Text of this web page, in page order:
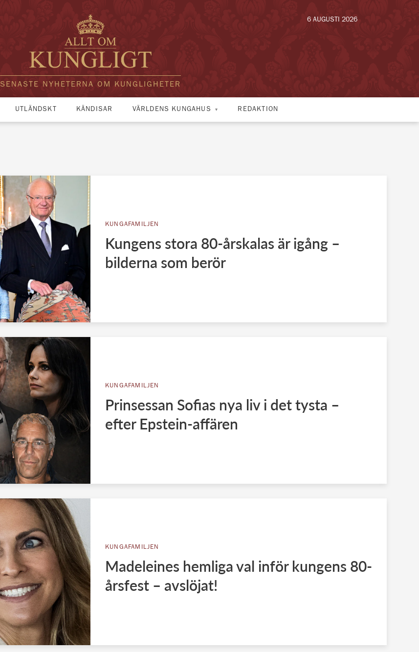
SENASTE NYHETERNA OM KUNGLIGHETER
6 AUGUSTI 2026
UTLÄNDSKT KÄNDISAR VÄRLDENS KUNGAHUS REDAKTION
KUNGAFAMILJEN
Kungens stora 80-årskalas är igång –
bilderna som berör
KUNGAFAMILJEN
Prinsessan Sofias nya liv i det tysta –
efter Epstein-affären
KUNGAFAMILJEN
Madeleines hemliga val inför kungens 80-
årsfest – avslöjat!